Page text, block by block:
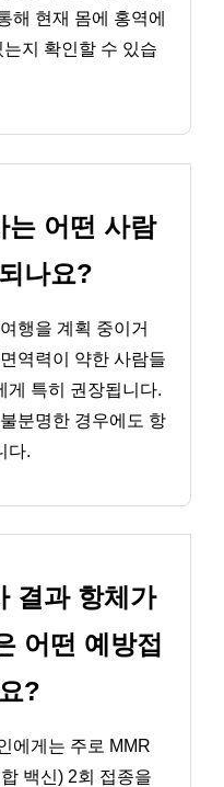
해 현재 몸에 홍역에
지 확인할 수 있습
는 어떤 사람
나요?
행을 계획 중이거
역력이 약한 사람들
게 특히 권장됩니다.
분명한 경우에도 항
다.
결과 항체가
어떤 예방접
?
에게는 주로 MMR
백신) 2회 접종을